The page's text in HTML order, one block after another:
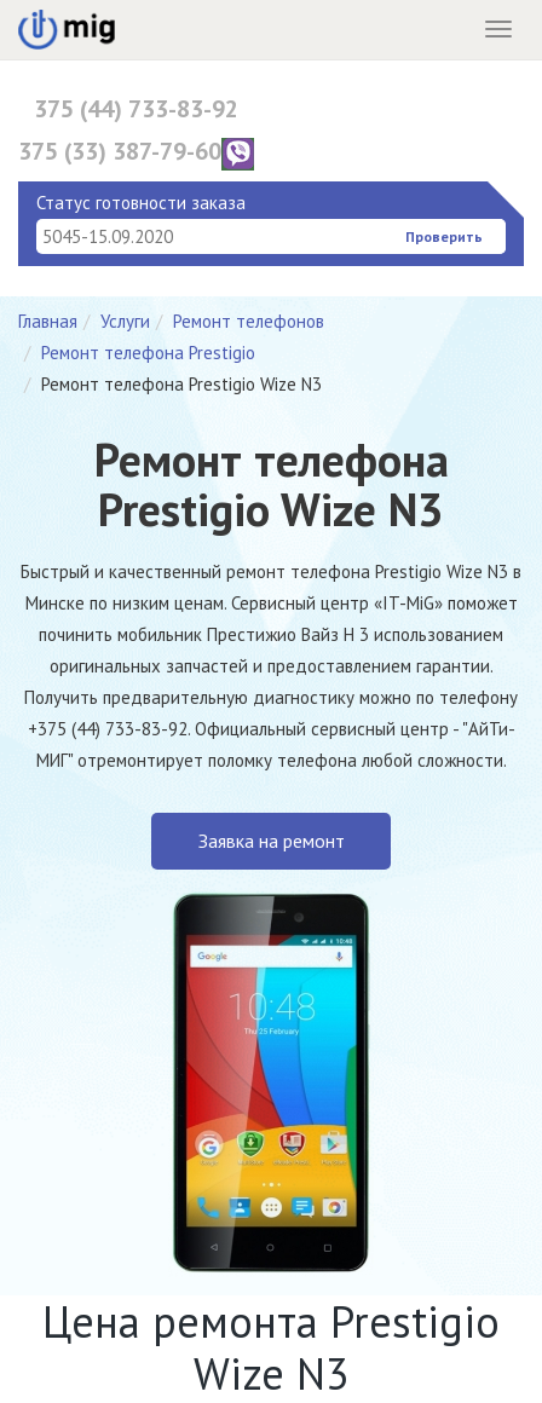
Menu
375 (44) 733-83-92
375 (33) 387-79-60
375 (17) 396-10-82
Статус готовности заказа
Проверить
Главная Услуги
Ремонт телефонов
Ремонт телефона Prestigio
Ремонт телефона Prestigio Wize N3
Ремонт телефона
Prestigio Wize N3
Быстрый и качественный ремонт телефона Prestigio Wize N3 в
Минске по низким ценам. Сервисный центр «IT-MiG» поможет
починить мобильник Престижио Вайз Н 3 использованием
оригинальных запчастей и предоставлением гарантии.
Получить предварительную диагностику можно по телефону
+375 (44) 733-83-92. Официальный сервисный центр - "АйТи-
МИГ" отремонтирует поломку телефона любой сложности.
Заявка на ремонт
Цена ремонта Prestigio
Wize N3